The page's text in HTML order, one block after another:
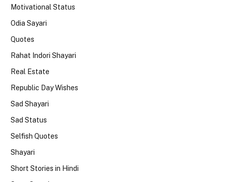
Motivational Status
Odia Sayari
Quotes
Rahat Indori Shayari
Real Estate
Republic Day Wishes
Sad Shayari
Sad Status
Selfish Quotes
Shayari
Short Stories in Hindi